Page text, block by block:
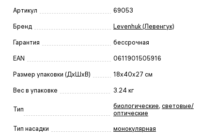
Артикул 69053
Бренд Levenhuk (Левенгук)
Гарантия бессрочная
EAN 0611901505916
Размер упаковки (ДxШxВ) 18x40x27 см
Вес в упаковке 3.24 кг
Тип биологические, световые/
оптические
Тип насадки монокулярная